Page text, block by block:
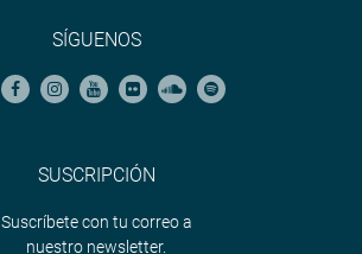
SÍGUENOS
SUSCRIPCIÓN
Suscríbete con tu correo a
nuestro newsletter.